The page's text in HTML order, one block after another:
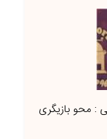
: محو بازیگری